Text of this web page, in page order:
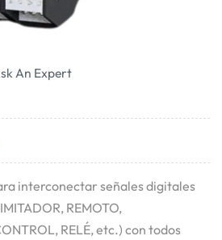
An Expert
interconectar señales digitales
REMOTO,
RELÉ, etc.) con todos